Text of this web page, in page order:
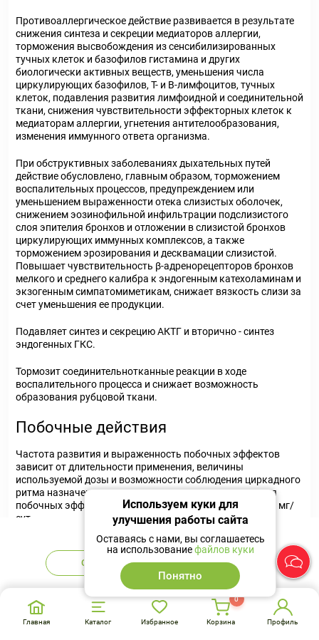
Нет в наличии
Сообщить Аналоги
Противоаллергическое действие развивается в результате
снижения синтеза и секреции медиаторов аллергии,
торможения высвобождения из сенсибилизированных
тучных клеток и базофилов гистамина и других
биологически активных веществ, уменьшения числа
циркулирующих базофилов, Т- и В-лимфоцитов, тучных
клеток, подавления развития лимфоидной и соединительной
ткани, снижения чувствительности эффекторных клеток к
медиаторам аллергии, угнетения антителообразования,
изменения иммунного ответа организма.
При обструктивных заболеваниях дыхательных путей
действие обусловлено, главным образом, торможением
воспалительных процессов, предупреждением или
уменьшением выраженности отека слизистых оболочек,
снижением эозинофильной инфильтрации подслизистого
слоя эпителия бронхов и отложении в слизистой бронхов
циркулирующих иммунных комплексов, а также
торможением эрозирования и десквамации слизистой.
Повышает чувствительность β-адренорецепторов бронхов
мелкого и среднего калибра к эндогенным катехоламинам и
экзогенным симпатомиметикам, снижает вязкость слизи за
счет уменьшения ее продукции.
Подавляет синтез и секрецию АКТГ и вторично - синтез
эндогенных ГКС.
Тормозит соединительнотканные реакции в ходе
воспалительного процесса и снижает возможность
образования рубцовой ткани.
Побочные действия
Частота развития и выраженность побочных эффектов
зависит от длительности применения, величины
используемой дозы и возможности соблюдения циркадного
ритма назначения препарата Метипред. Риск развития
побочных эффектов увеличивается при приеме более 6 мг/
сут.
При применении препарата Метипред могут отмечаться:
Со стороны эндокринной системы:снижение толерантности
к глюкозе, стероидный сахарный диабет, манифестация
латентного сахарного диабета, синдром Иценко-Кушинга
(лунообразное лицо, ожирение гипофизарного типа,
гирсутизм, повышение АД, дисменорея, аменорея,
Главная Каталог Избранное Корзина
0
Профиль
Используем куки для
улучшения работы сайта
Оставаясь с нами, вы соглашаетесь
на использованиефайлов куки
Понятно